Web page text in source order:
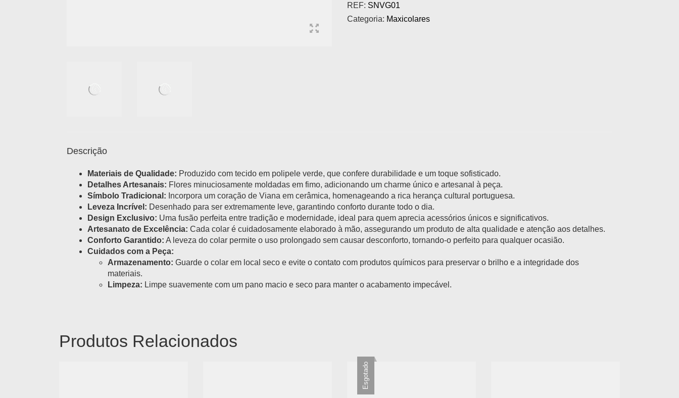
REF: SNVG01
Categoria: Maxicolares
Descrição
Materiais de Qualidade: Produzido com tecido em polipele verde, que confere durabilidade e um toque sofisticado.
Detalhes Artesanais: Flores minuciosamente moldadas em fimo, adicionando um charme único e artesanal à peça.
Símbolo Tradicional: Incorpora um coração de Viana em cerâmica, homenageando a rica herança cultural portuguesa.
Leveza Incrível: Desenhado para ser extremamente leve, garantindo conforto durante todo o dia.
Design Exclusivo: Uma fusão perfeita entre tradição e modernidade, ideal para quem aprecia acessórios únicos e significativos.
Artesanato de Excelência: Cada colar é cuidadosamente elaborado à mão, assegurando um produto de alta qualidade e atenção aos detalhes.
Conforto Garantido: A leveza do colar permite o uso prolongado sem causar desconforto, tornando-o perfeito para qualquer ocasião.
Cuidados com a Peça:
Armazenamento: Guarde o colar em local seco e evite o contato com produtos químicos para preservar o brilho e a integridade dos
materiais.
Limpeza: Limpe suavemente com um pano macio e seco para manter o acabamento impecável.
Produtos Relacionados
Esgotado